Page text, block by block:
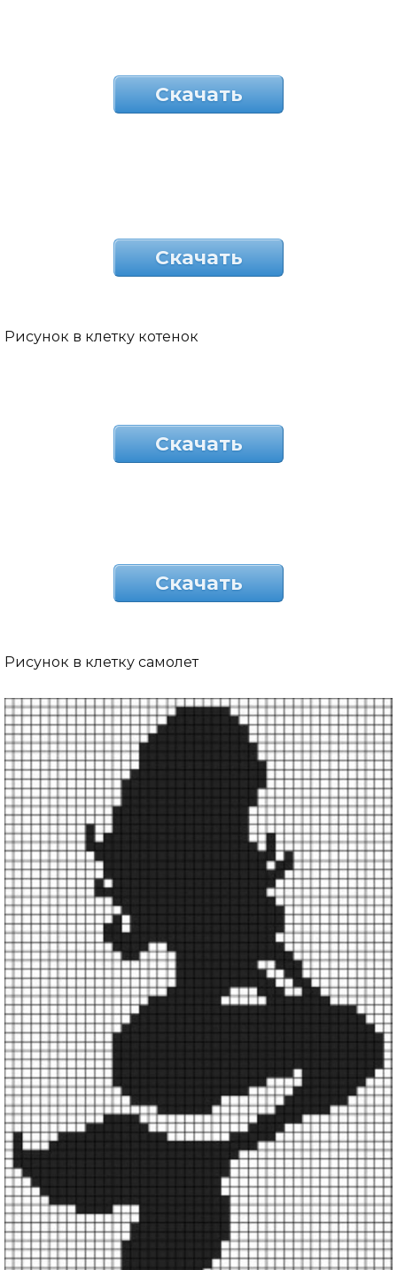
Скачать
Скачать
Рисунок в клетку котенок
Скачать
Скачать
Рисунок в клетку самолет